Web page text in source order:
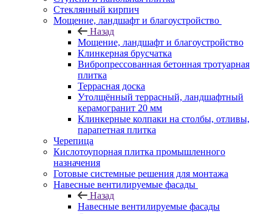
Cтеклянный кирпич
Мощение, ландшафт и благоустройство
Назад
Мощение, ландшафт и благоустройство
Клинкерная брусчатка
Вибропрессованная бетонная тротуарная
плитка
Террасная доска
Утолщённый террасный, ландшафтный
керамогранит 20 мм
Клинкерные колпаки на столбы, отливы,
парапетная плитка
Черепица
Кислотоупорная плитка промышленного
назначения
Готовые системные решения для монтажа
Навесные вентилируемые фасады
Назад
Навесные вентилируемые фасады